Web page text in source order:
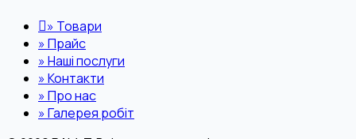
» Товари
»Прайс
»Наші послуги
»Контакти
»Про нас
»Галерея робіт